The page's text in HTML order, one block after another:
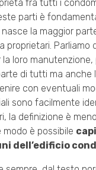
fra tutti i
parti è
la maggior
proprietari. Parliamo
la loro manutenzione,
di tutti ma anche
con eventuali
sono facilmente
la definizione è
modo è possibile
dell’edificio